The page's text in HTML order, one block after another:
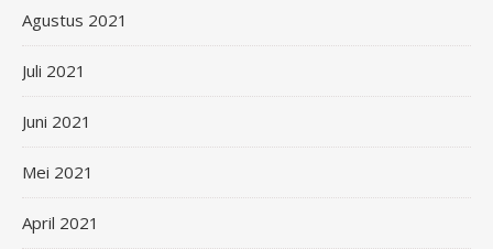
Agustus 2021
Juli 2021
Juni 2021
Mei 2021
April 2021